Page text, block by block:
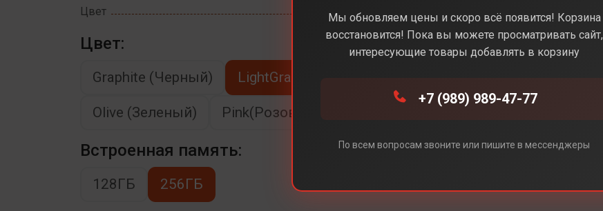
Цвет LightGray (Серый)
Цвет:
Graphite (Черный) LightGray (Серый)
Olive (Зеленый) Pink(Розовый)
Встроенная память:
128ГБ 256ГБ
Мы обновляем цены и скоро всё появится! Корзина
восстановится! Пока вы можете просматривать сайт,
интересующие товары добавлять в корзину
+7 (989) 989-47-77
По всем вопросам звоните или пишите в мессенджеры